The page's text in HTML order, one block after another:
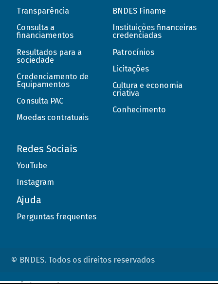
Transparência
Consulta a
financiamentos
Resultados para a
sociedade
Credenciamento de
Equipamentos
Consulta PAC
Moedas contratuais
BNDES Finame
Instituições financeiras
credenciadas
Patrocínios
Licitações
Cultura e economia
criativa
Conhecimento
Redes Sociais
YouTube
Instagram
Ajuda
Perguntas frequentes
© BNDES. Todos os direitos reservados